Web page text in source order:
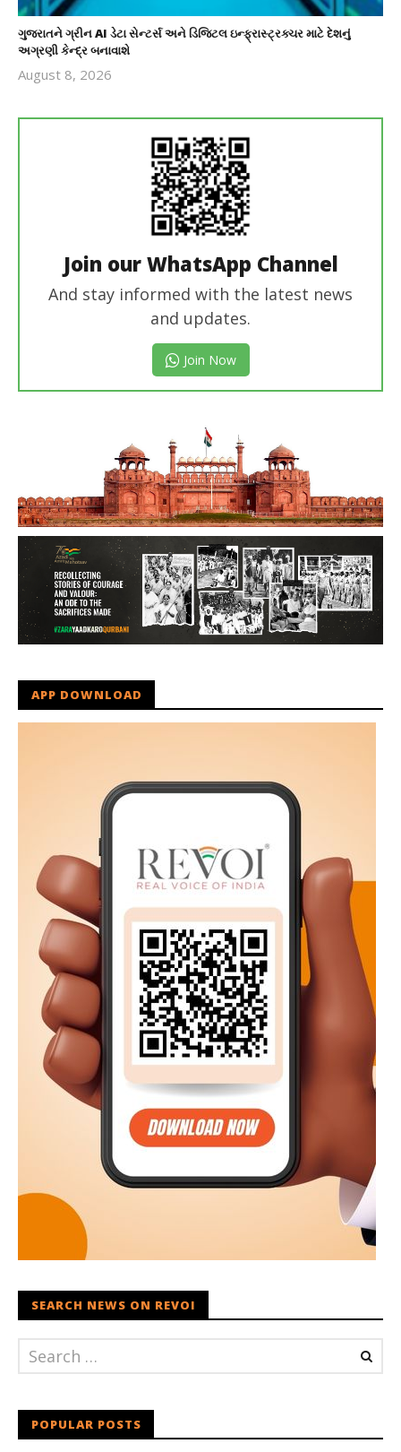
ગુજરાતને ગ્રીન AI ડેટા સેન્ટર્સ અને ડિજિટલ ઇન્ફ્રાસ્ટ્રક્ચર માટે દેશનું
અગ્રણી કેન્દ્ર બનાવાશે
August 8, 2026
Join our WhatsApp Channel
And stay informed with the latest news
and updates.
Join Now
APP DOWNLOAD
SEARCH NEWS ON REVOI
POPULAR POSTS